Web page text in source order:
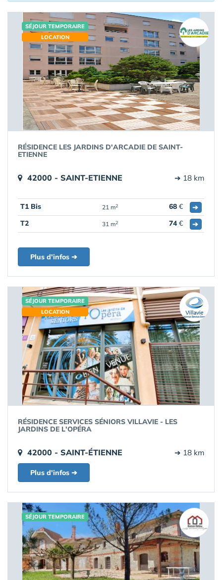
SÉJOUR TEMPORAIRE
LOCATION
RÉSIDENCE LES JARDINS D'ARCADIE DE SAINT-
ETIENNE
42000 - SAINT-ETIENNE ➔ 18 km
T1 Bis 21 m2 68 €
➔
T2
31 m2 74€ ➔
Plus d'infos ➔
SÉJOUR TEMPORAIRE
LOCATION
RÉSIDENCE SERVICES SÉNIORS VILLAVIE - LES
JARDINS DE L'OPÉRA
42000 - SAINT-ÉTIENNE ➔ 18 km
Plus d'infos ➔
SÉJOUR TEMPORAIRE